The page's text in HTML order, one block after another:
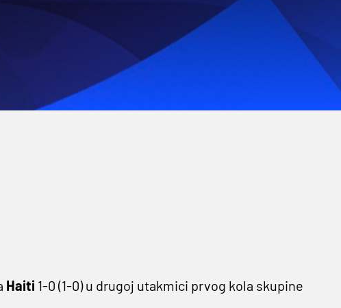
Haiti 1-0 (1-0) u drugoj utakmici prvog kola skupine